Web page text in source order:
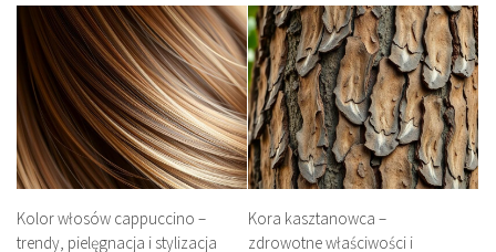
Kolor włosów cappuccino –
trendy, pielęgnacja i stylizacja
Kora kasztanowca –
zdrowotne właściwości i